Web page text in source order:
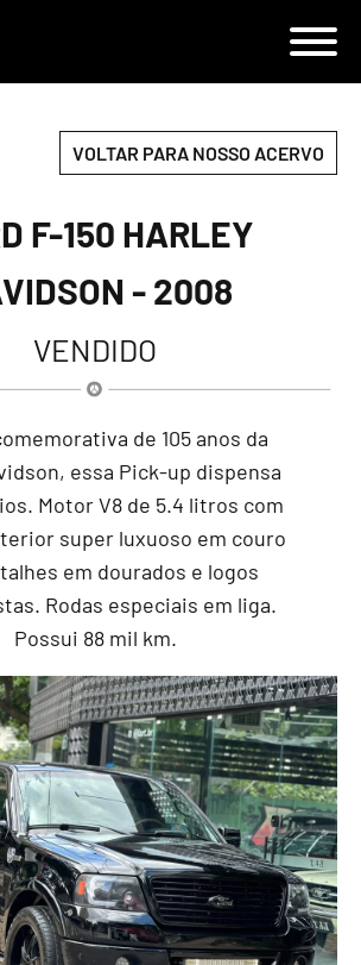
VOLTAR PARA NOSSO ACERVO
F-150 HARLEY
- 2008
VENDIDO
de 105 anos da
essa Pick-up dispensa
Motor V8 de 5.4 litros com
super luxuoso em couro
em dourados e logos
Rodas especiais em liga.
Possui 88 mil km.